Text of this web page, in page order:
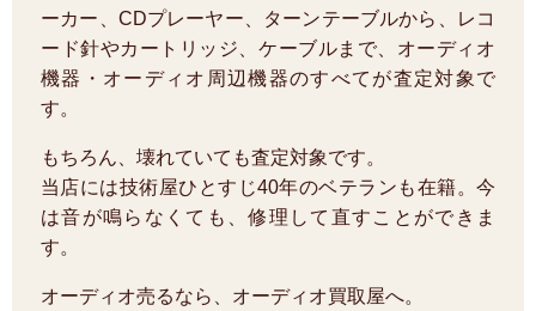
ーカー、CDプレーヤー、ターンテーブルから、レコ
ード針やカートリッジ、ケーブルまで、オーディオ
機器・オーディオ周辺機器のすべてが査定対象で
す。
もちろん、壊れていても査定対象です。
当店には技術屋ひとすじ40年のベテランも在籍。今
は音が鳴らなくても、修理して直すことができま
す。
オーディオ売るなら、オーディオ買取屋へ。